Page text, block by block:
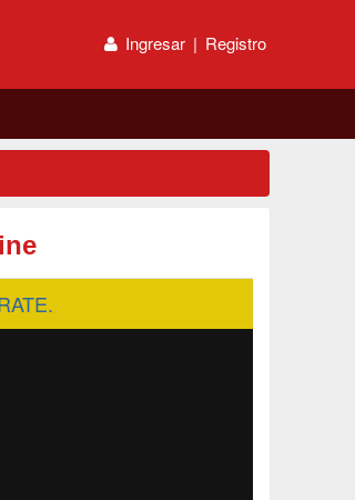
Ingresar | Registro